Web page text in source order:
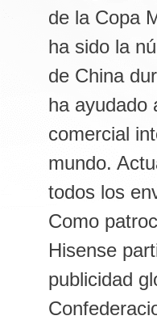
de la Copa
ha sido la
de China
ha ayudado
comercial
mundo.
todos los
Como
Hisense
publicidad